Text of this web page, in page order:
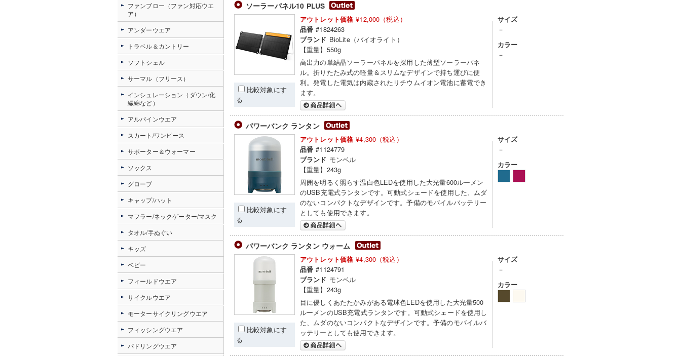
ソーラーパネル10 PLUS
比較対象にす
る
アウトレット価格 ¥12,000（税込）
品番 #1824263
ブランド BioLite（バイオライト）
【重量】550g
高出力の単結晶ソーラーパネルを採用した薄型ソーラーパネ
ル。折りたたみ式の軽量＆スリムなデザインで持ち運びに便
利。発電した電気は内蔵されたリチウムイオン電池に蓄電でき
ます。
サイズ
－
カラー
－
パワーバンク ランタン
比較対象にす
る
アウトレット価格 ¥4,300（税込）
品番 #1124779
ブランド モンベル
【重量】243g
周囲を明るく照らす温白色LEDを使用した大光量600ルーメン
のUSB充電式ランタンです。可動式シェードを使用した、ムダ
のないコンパクトなデザインです。予備のモバイルバッテリー
としても使用できます。
サイズ
－
カラー
パワーバンク ランタン ウォーム
比較対象にす
る
アウトレット価格 ¥4,300（税込）
品番 #1124791
ブランド モンベル
【重量】243g
目に優しくあたたかみがある電球色LEDを使用した大光量500
ルーメンのUSB充電式ランタンです。可動式シェードを使用し
た、ムダのないコンパクトなデザインです。予備のモバイルバ
ッテリーとしても使用できます。
サイズ
－
カラー
ファンブロー（ファン対応ウエ
ア）
アンダーウエア
トラベル＆カントリー
ソフトシェル
サーマル（フリース）
インシュレーション（ダウン/化
繊綿など）
アルパインウエア
スカート/ワンピース
サポーター＆ウォーマー
ソックス
グローブ
キャップ/ハット
マフラー/ネックゲーター/マスク
タオル/手ぬぐい
キッズ
ベビー
フィールドウエア
サイクルウエア
モーターサイクリングウエア
フィッシングウエア
パドリングウエア